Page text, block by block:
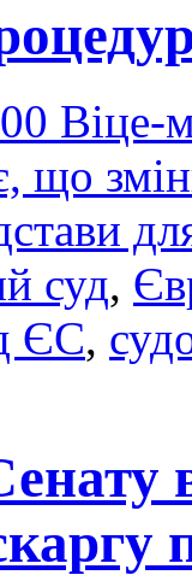
Віце-
що
суд,
ЄС,